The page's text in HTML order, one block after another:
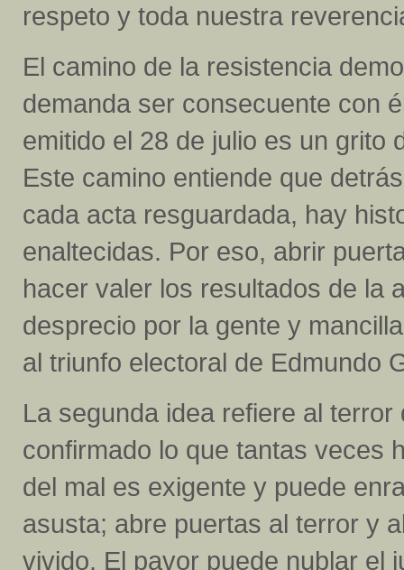
respeto y toda nuestra
El camino de la resistencia
demanda ser consecuente con
emitido el 28 de julio es un grito
Este camino entiende que
cada acta resguardada, hay
enaltecidas. Por eso, abrir
hacer valer los resultados de la
desprecio por la gente y
al triunfo electoral de Edmundo
La segunda idea refiere al
confirmado lo que tantas veces
del mal es exigente y puede
asusta; abre puertas al terror y
vivido. El pavor puede nublar el